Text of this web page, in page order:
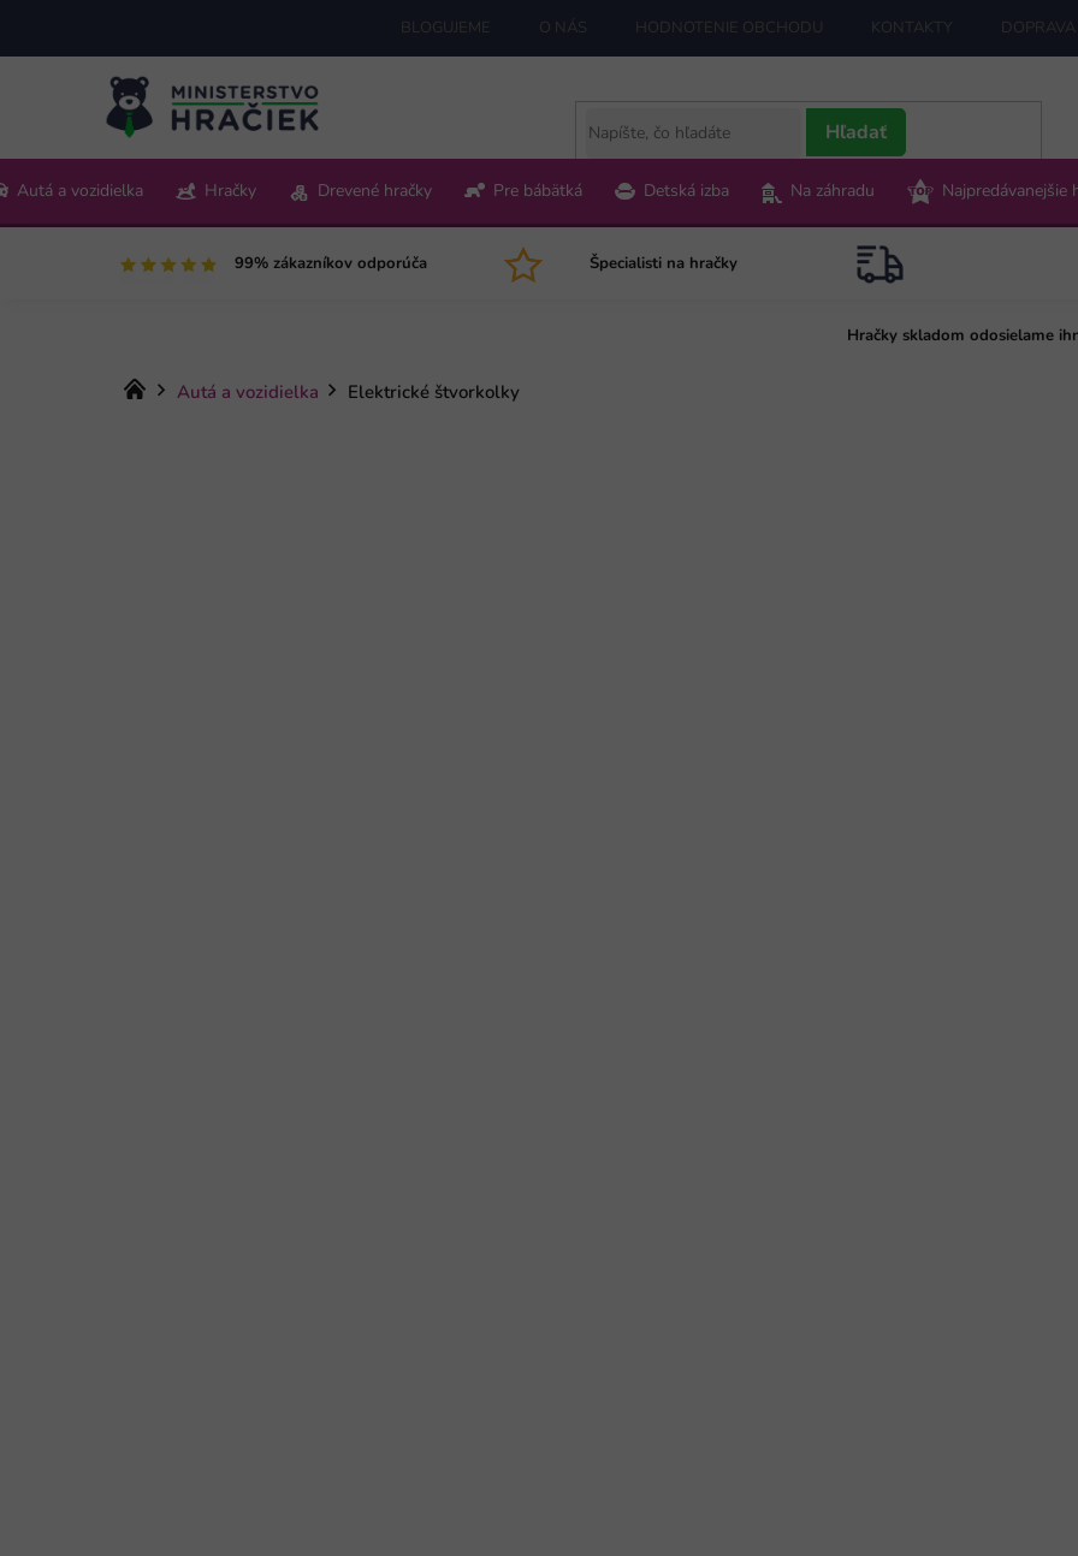
obsah
BLOGUJEME O NÁS HODNOTENIE OBCHODU KONTAKTY
Pon-Pia 9:00-15:00
Hľadať
Autá a vozidielka Hračky Drevené hračky Pre bábätká Detská izba Na záhradu Najpredávanejšie
99% zákazníkov odporúča Špecialisti na hračky
Hračky skladom odosielame
Domov
Autá a vozidielka Elektrické štvorkolky